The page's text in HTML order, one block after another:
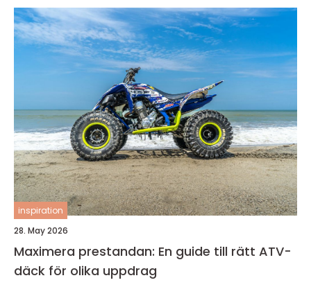
inspiration
28. May 2026
Maximera prestandan: En guide till rätt ATV-
däck för olika uppdrag